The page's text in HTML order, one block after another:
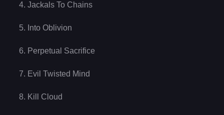
Jackals To Chains
Into Oblivion
Perpetual Sacrifice
Evil Twisted Mind
Kill Cloud